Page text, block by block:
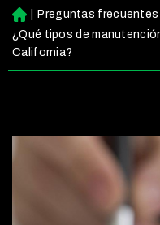
Ini
ci
o
Preguntas frecuentes
¿Qué tipos de
California?